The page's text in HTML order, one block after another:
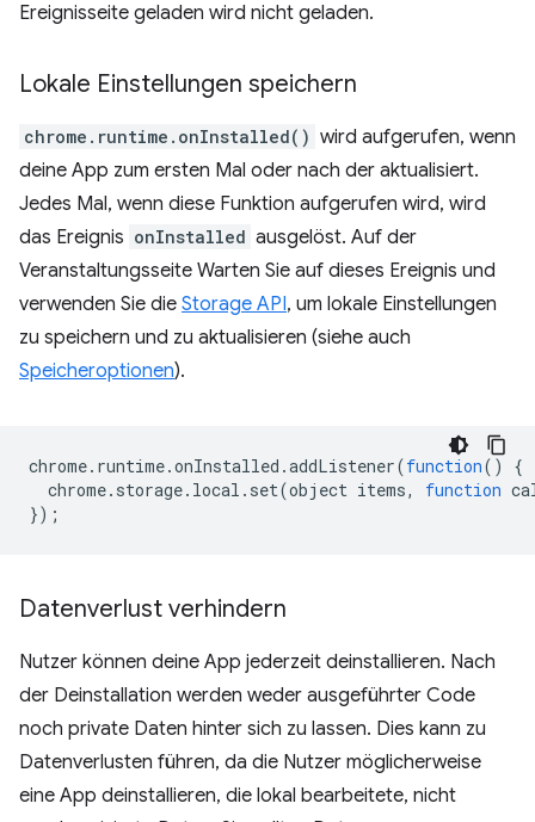
Ereignisseite geladen wird nicht geladen.
Lokale Einstellungen speichern
chrome.runtime.onInstalled() wird aufgerufen, wenn
deine App zum ersten Mal oder nach der aktualisiert.
Jedes Mal, wenn diese Funktion aufgerufen wird, wird
das Ereignis onInstalled ausgelöst. Auf der
Veranstaltungsseite Warten Sie auf dieses Ereignis und
verwenden Sie die Storage API, um lokale Einstellungen
zu speichern und zu aktualisieren (siehe auch
Speicheroptionen).
chrome. runtime.onInstalled .addListener(function()
{
chrome. storage. local . set(object items, function
});
Datenverlust verhindern
Nutzer können deine App jederzeit deinstallieren. Nach
der Deinstallation werden weder ausgeführter Code
noch private Daten hinter sich zu lassen. Dies kann zu
Datenverlusten führen, da die Nutzer möglicherweise
eine App deinstallieren, die lokal bearbeitete, nicht